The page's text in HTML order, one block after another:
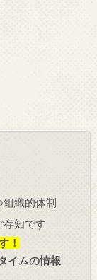
織的体制
存知です
！
イムの情報